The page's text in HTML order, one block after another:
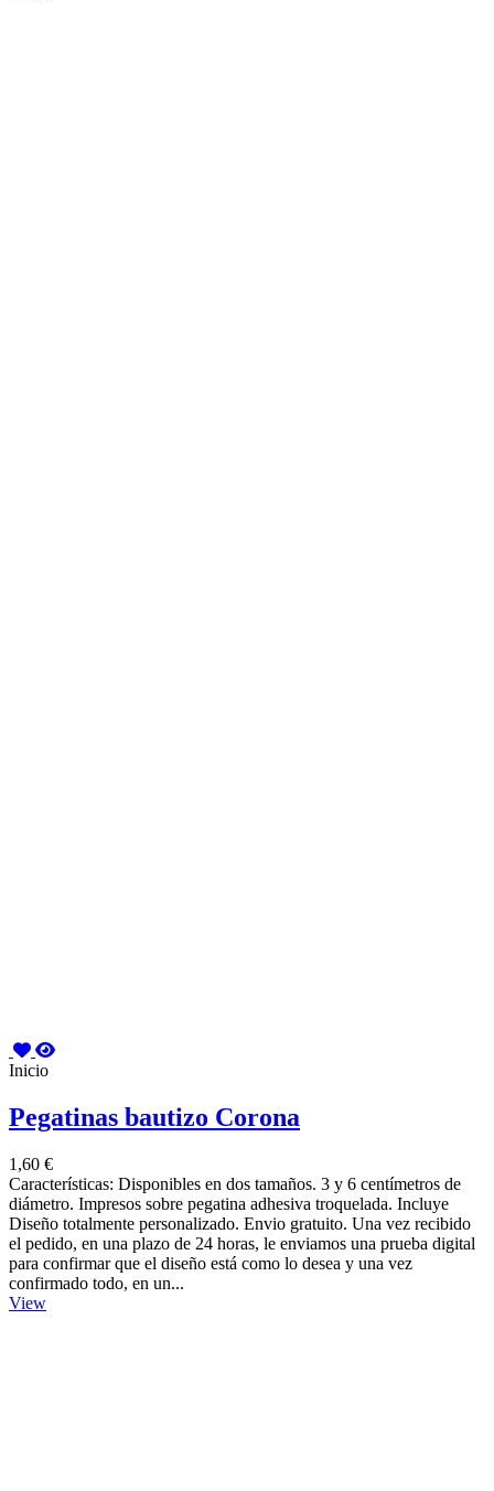
Inicio
Pegatinas bautizo Corona
1,60 €
Características: Disponibles en dos tamaños. 3 y 6 centímetros de
diámetro. Impresos sobre pegatina adhesiva troquelada. Incluye
Diseño totalmente personalizado. Envio gratuito. Una vez recibido
el pedido, en una plazo de 24 horas, le enviamos una prueba digital
para confirmar que el diseño está como lo desea y una vez
confirmado todo, en un...
View